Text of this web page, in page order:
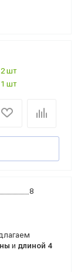
2 шт
1 шт
8
и длиной 4